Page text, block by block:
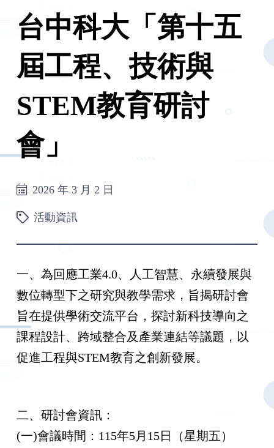
台中科大「第十五
屆工程、技術與
STEM教育研討
會」
2026 年 3 月 2 日
活動資訊
一、為回應工業4.0、人工智慧、永續發展與
數位轉型下之研究與教學需求，旨揭研討會
旨在提供學術交流平台，探討新科技導向之
課程設計、跨域整合及產業連結等議題，以
促進工程與STEM教育之創新發展。
二、研討會資訊：
(一)會議時間：115年5月15日（星期五）